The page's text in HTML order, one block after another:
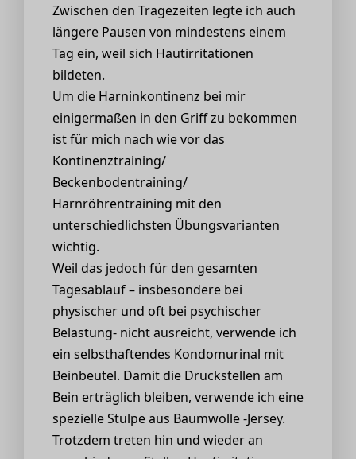
Zwischen den Tragezeiten legte ich auch
längere Pausen von mindestens einem
Tag ein, weil sich Hautirritationen
bildeten.
Um die Harninkontinenz bei mir
einigermaßen in den Griff zu bekommen
ist für mich nach wie vor das
Kontinenztraining/
Beckenbodentraining/
Harnröhrentraining mit den
unterschiedlichsten Übungsvarianten
wichtig.
Weil das jedoch für den gesamten
Tagesablauf – insbesondere bei
physischer und oft bei psychischer
Belastung- nicht ausreicht, verwende ich
ein selbsthaftendes Kondomurinal mit
Beinbeutel. Damit die Druckstellen am
Bein erträglich bleiben, verwende ich eine
spezielle Stulpe aus Baumwolle -Jersey.
Trotzdem treten hin und wieder an